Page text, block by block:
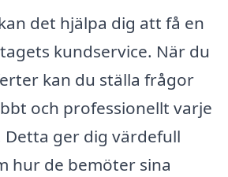
det hjälpa dig att få en
kundservice. När du
kan du ställa frågor
och professionellt varje
ger dig värdefull
hur de bemöter sina